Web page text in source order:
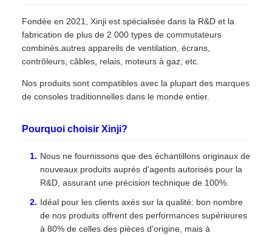
Fondée en 2021, Xinji est spécialisée dans la R&D et la
fabrication de plus de 2 000 types de commutateurs
combinés.autres appareils de ventilation, écrans,
contrôleurs, câbles, relais, moteurs à gaz, etc.
Nos produits sont compatibles avec la plupart des marques
de consoles traditionnelles dans le monde entier.
Pourquoi choisir Xinji?
Nous ne fournissons que des échantillons originaux de
nouveaux produits auprès d'agents autorisés pour la
R&D, assurant une précision technique de 100%.
Idéal pour les clients axés sur la qualité: bon nombre
de nos produits offrent des performances supérieures
à 80% de celles des pièces d'origine, mais à